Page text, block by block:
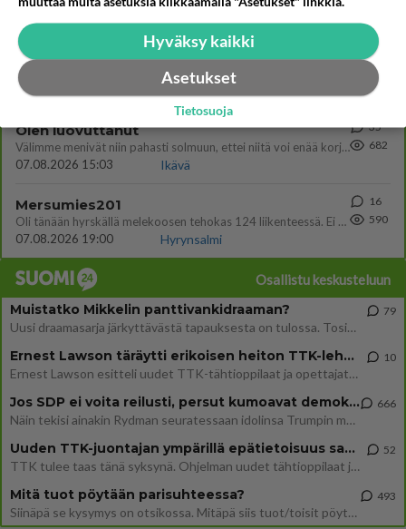
Ei se nainen edes oo
mitenkään nätti 🤣🤣🤣🤣🤣
08.08.2026 19:19
67
767
Olen luovuttanut
Välimme menivät niin pahasti solmuun, ettei niitä voi enää korjata. On aika jatkaa elämässä eteenpäin. Toivon sulle kaik
07.08.2026 15:03
Ikävä
35
682
Mersumies201
Oli tänään hyrskällä melekoosen tehokas 124 liikenteessä. Ei paljon vastamäki haitannu....
07.08.2026 19:00
Hyrynsalmi
16
590
Osallistu keskusteluun
Muistatko Mikkelin panttivankidraaman?
Uusi draamasarja järkyttävästä tapauksesta on tulossa. Tositapahtumiin perustuva sarja ammentaa vuoden 1986 Mikkelin pan
79
Ernest Lawson täräytti erikoisen heiton TTK-lehdistötilaisuudessa: " Onko tässä tarkoituksena...?"
Ernest Lawson esitteli uudet TTK-tähtioppilaat ja opettajat torstaina 6.8. lehdistölle. Tulevalla kaudella on yksi hausk
10
Jos SDP ei voita reilusti, persut kumoavat demokratian Suomesta
Näin tekisi ainakin Rydman seuratessaan idolinsa Trumpin mallia https://www.is.fi/politiikka/art-2000012187244.html
666
Uuden TTK-juontajan ympärillä epätietoisuus sakenee - Nyt MTV hämmentää soppaa
TTK tulee taas tänä syksynä. Ohjelman uudet tähtioppilaat julkistetaan torstaina 6. elokuuta klo 14 alkavassa lehdistö
52
Mitä tuot pöytään parisuhteessa?
Siinäpä se kysymys on otsikossa. Mitäpä siis tuot/toisit pöytään parisuhteessa? Oletko mies vai nainen? Koetko sen mitä
493
Hyväksy kaikki
Asetukset
Tietosuoja